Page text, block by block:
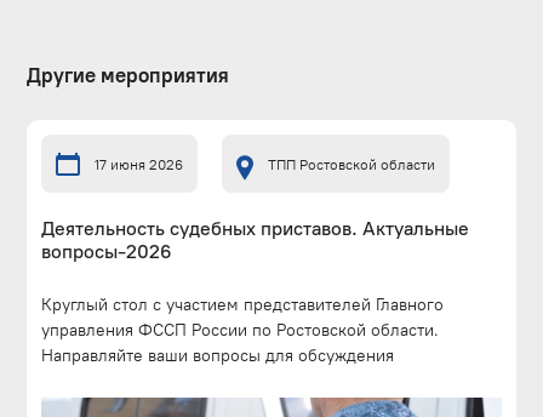
Другие мероприятия
17 июня 2026 ТПП Ростовской области
Деятельность судебных приставов. Актуальные
вопросы-2026
Круглый стол с участием представителей Главного
управления ФССП России по Ростовской области.
Направляйте ваши вопросы для обсуждения